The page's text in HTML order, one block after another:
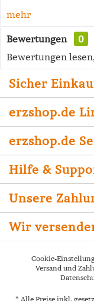
mehr
Bewertungen
0
Bewertungen
Sicher
erzshop.de
erzshop.de
Hilfe &
Unsere
Wir
Cookie-
Versand und
* Alle Preise inkl.